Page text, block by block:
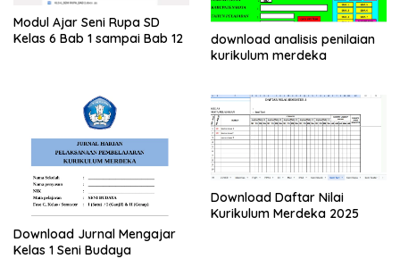
Modul Ajar Seni Rupa SD
Kelas 6 Bab 1 sampai Bab 12
download analisis penilaian
kurikulum merdeka
Download Jurnal Mengajar
Kelas 1 Seni Budaya
Download Daftar Nilai
Kurikulum Merdeka 2025